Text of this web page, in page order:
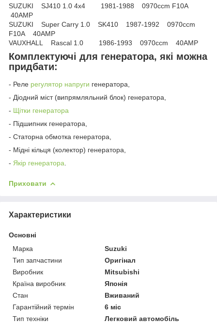
SUZUKI SJ410 1.0 4x4 1981-1988 0970ccm F10A
40AMP
SUZUKI Super Carry 1.0 SK410 1987-1992 0970ccm
F10A 40AMP
VAUXHALL Rascal 1.0 1986-1993 0970ccm 40AMP
Комплектуючі для генератора, які можна
придбати:
- Реле регулятор напруги генератора,
- Діодний міст (випрямляльний блок) генератора,
- Щітки генератора
- Підшипник генератора,
- Статорна обмотка генератора,
- Мідні кільця (колектор) генератора,
- Якір генератора
Приховати
Характеристики
Основні
Марка
Suzuki
Тип запчастини
Оригінал
Виробник
Mitsubishi
Країна виробник
Японія
Стан
Вживаний
Гарантійний термін
6 міс
Тип техніки
Легковий автомобіль